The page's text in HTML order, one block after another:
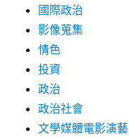
國際政治
影像蒐集
情色
投資
政治
政治社會
文學媒體電影演藝